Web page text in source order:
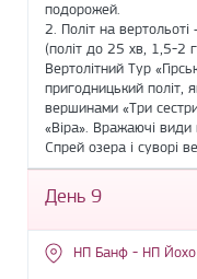
подорожей.
2. Політ на
(політ до 25 хв, 1,5-2
Вертолітний Тур
пригодницький політ,
вершинами «Три
«Віра». Вражаючі
Спрей озера і суворі
День 9
НП Банф - НП Йохо